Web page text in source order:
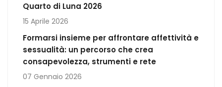
Quarto di Luna 2026
15 Aprile 2026
Formarsi insieme per affrontare affettività e
sessualità: un percorso che crea
consapevolezza, strumenti e rete
07 Gennaio 2026